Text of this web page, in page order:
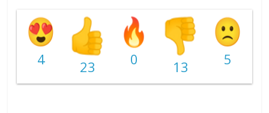
4 23 0 13 5